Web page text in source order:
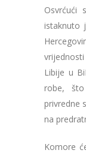
Osvrćući
istaknuto
Libije u
robe,
privredne
na
Komore